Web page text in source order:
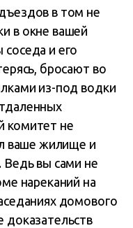
в том не
в окне вашей
и его
бросают во
из-под водки
комитет не
ваше жилище и
Ведь вы сами не
нареканий на
домового
доказательств